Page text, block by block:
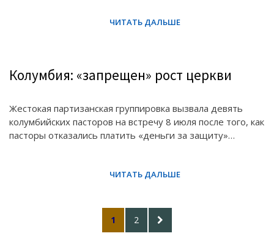
Колумбия: «запрещен» рост церкви
Жестокая партизанская группировка вызвала девять
колумбийских пасторов на встречу 8 июля после того, как
пасторы отказались платить «деньги за защиту»…
PAGE
1 PAGE
2
NEXT
PAGE